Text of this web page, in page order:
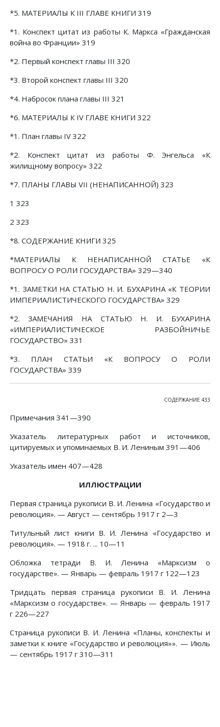
*5. МАТЕРИАЛЫ К III ГЛАВЕ КНИГИ 319
*1. Конспект цитат из работы К. Маркса «Гражданская
война во Франции» 319
*2. Первый конспект главы III 320
*3. Второй конспект главы III 320
*4. Набросок плана главы III 321
*6. МАТЕРИАЛЫ К IV ГЛАВЕ КНИГИ 322
*1. План главы IV 322
*2. Конспект цитат из работы Ф. Энгельса «К
жилищному вопросу» 322
*7. ПЛАНЫ ГЛАВЫ VII (НЕНАПИСАННОЙ) 323
1 323
2 323
*8. СОДЕРЖАНИЕ КНИГИ 325
*МАТЕРИАЛЫ К НЕНАПИСАННОЙ СТАТЬЕ «К
ВОПРОСУ О РОЛИ ГОСУДАРСТВА» 329—340
*1. ЗАМЕТКИ НА СТАТЬЮ Н. И. БУХАРИНА «К ТЕОРИИ
ИМПЕРИАЛИСТИЧЕСКОГО ГОСУДАРСТВА» 329
*2. ЗАМЕЧАНИЯ НА СТАТЬЮ Н. И. БУХАРИНА
«ИМПЕРИАЛИСТИЧЕСКОЕ РАЗБОЙНИЧЬЕ
ГОСУДАРСТВО» 331
*3. ПЛАН СТАТЬИ «К ВОПРОСУ О РОЛИ
ГОСУДАРСТВА» 339
СОДЕРЖАНИЕ 433
Примечания 341—390
Указатель литературных работ и источников,
цитируемых и упоминаемых В. И. Лениным 391—406
Указатель имен 407—428
ИЛЛЮСТРАЦИИ
Первая страница рукописи В. И. Ленина «Государство и
революция». — Август — сентябрь 1917 г 2—3
Титульный лист книги В. И. Ленина «Государство и
революция». — 1918 г. ... 10—11
Обложка тетради В. И. Ленина «Марксизм о
государстве». — Январь — февраль 1917 г 122—123
Тридцать первая страница рукописи В. И. Ленина
«Марксизм о государстве». — Январь — февраль 1917
г 226—227
Страница рукописи В. И. Ленина «Планы, конспекты и
заметки к книге «Государство и революция»». — Июль
— сентябрь 1917 г 310—311